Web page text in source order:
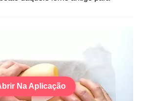
Na Aplicação